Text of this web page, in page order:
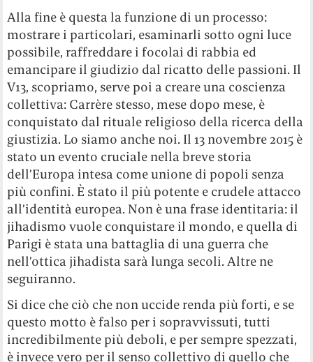
Alla fine è questa la funzione di un processo:
mostrare i particolari, esaminarli sotto ogni luce
possibile, raffreddare i focolai di rabbia ed
emancipare il giudizio dal ricatto delle passioni. Il
V13, scopriamo, serve poi a creare una coscienza
collettiva: Carrère stesso, mese dopo mese, è
conquistato dal rituale religioso della ricerca della
giustizia. Lo siamo anche noi. Il 13 novembre 2015 è
stato un evento cruciale nella breve storia
dell’Europa intesa come unione di popoli senza
più confini. È stato il più potente e crudele attacco
all’identità europea. Non è una frase identitaria: il
jihadismo vuole conquistare il mondo, e quella di
Parigi è stata una battaglia di una guerra che
nell’ottica jihadista sarà lunga secoli. Altre ne
seguiranno.
Si dice che ciò che non uccide renda più forti, e se
questo motto è falso per i sopravvissuti, tutti
incredibilmente più deboli, e per sempre spezzati,
è invece vero per il senso collettivo di quello che